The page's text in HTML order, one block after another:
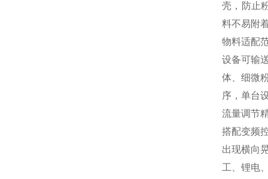
壳，防止
料不易附
物料适配
设备可输
体、细微
序，单台
流量调节
搭配变频
出现横向
工、锂电